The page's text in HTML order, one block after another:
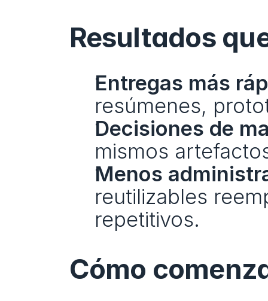
Resultados
Entregas más
resúmenes,
Decisiones de
mismos
Menos
reutilizables
repetitivos.
Cómo